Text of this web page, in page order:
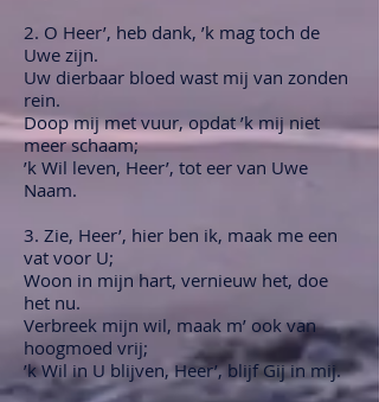
2. O Heer’, heb dank, ’k mag toch de
Uwe zijn.
Uw dierbaar bloed wast mij van zonden
rein.
Doop mij met vuur, opdat ’k mij niet
meer schaam;
’k Wil leven, Heer’, tot eer van Uwe
Naam.
3. Zie, Heer’, hier ben ik, maak me een
vat voor U;
Woon in mijn hart, vernieuw het, doe
het nu.
Verbreek mijn wil, maak m’ ook van
hoogmoed vrij;
’k Wil in U blijven, Heer’, blijf Gij in mij.